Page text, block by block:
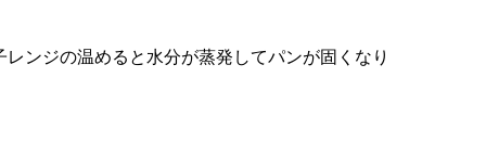
ンジの温めると水分が蒸発してパンが固くなり